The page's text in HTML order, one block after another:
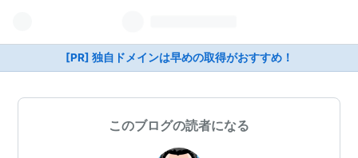
[PR] 独自ドメインは早めの取得がおすすめ！
このブログの読者になる